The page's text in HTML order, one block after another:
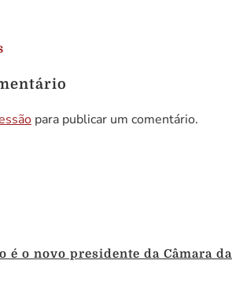
para publicar um comentário.
é o novo presidente da Câmara da